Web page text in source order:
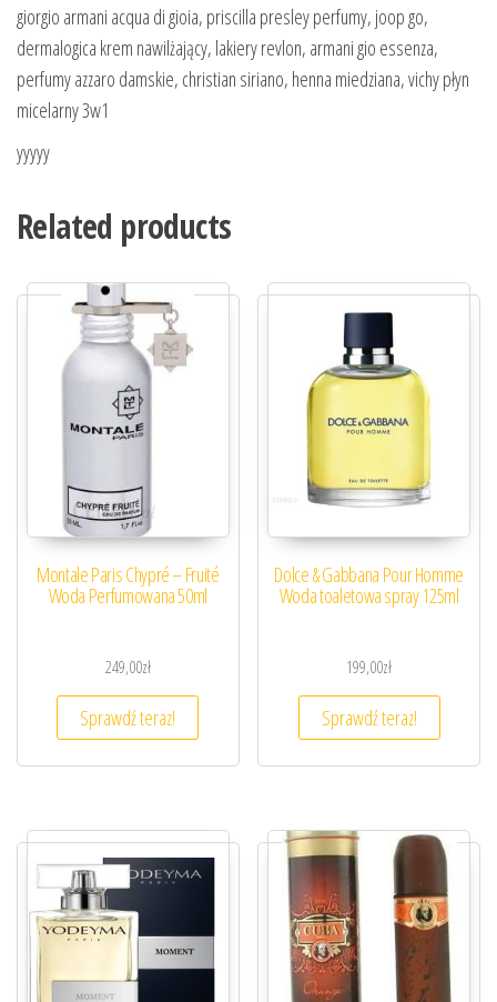
giorgio armani acqua di gioia, priscilla presley perfumy, joop go,
dermalogica krem nawilżający, lakiery revlon, armani gio essenza,
perfumy azzaro damskie, christian siriano, henna miedziana, vichy płyn
micelarny 3w1
yyyyy
Related products
Montale Paris Chypré – Fruité
Woda Perfumowana 50ml
249,00zł
Sprawdź teraz!
Dolce & Gabbana Pour Homme
Woda toaletowa spray 125ml
199,00zł
Sprawdź teraz!